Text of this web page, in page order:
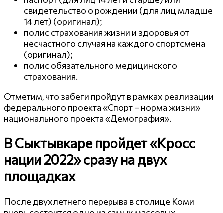
свидетельство о рождении (для лиц младше
14 лет) (оригинал);
полис страхования жизни и здоровья от
несчастного случая на каждого спортсмена
(оригинал);
полис обязательного медицинского
страхования.
Отметим, что забеги пройдут в рамках реализации
федерального проекта «Спорт – норма жизни»
национального проекта «Демография».
В Сыктывкаре пройдет «Кросс
нации 2022» сразу на двух
площадках
После двухлетнего перерыва в столице Коми